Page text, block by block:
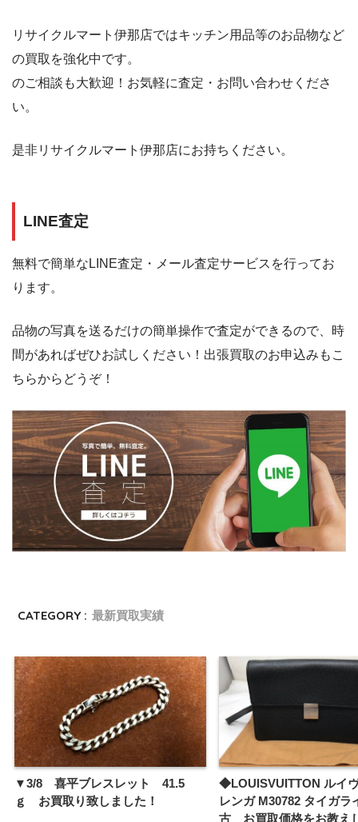
リサイクルマート伊那店ではキッチン用品等のお品物など
の買取を強化中です。
のご相談も大歓迎！お気軽に査定・お問い合わせくださ
い。
是非リサイクルマート伊那店にお持ちください。
LINE査定
無料で簡単なLINE査定・メール査定サービスを行ってお
ります。
品物の写真を送るだけの簡単操作で査定ができるので、時
間があればぜひお試しください！出張買取のお申込みもこ
ちらからどうぞ！
CATEGORY : 最新買取実績
▼3/8 喜平ブレスレット 41.5
ｇ お買取り致しました！
◆LOUISVUITTON ルイ
レンガ M30782 タイガラ
古 お買取価格をお教え